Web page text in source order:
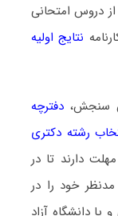
دروس امتحانی
نتایج اولیه
سنجش،دفترچه
رشته دکتری
دارند تا در
خود را در
دانشگاه آزاد